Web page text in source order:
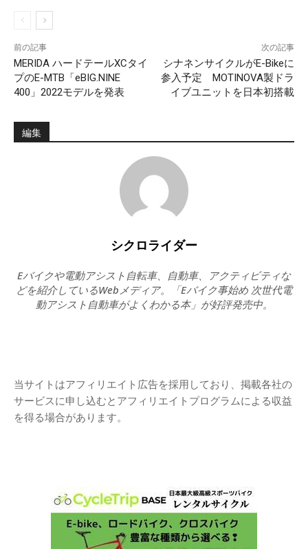
前の記事
MERIDA ハードテールXCタイ
プのE-MTB「eBIG.NINE
400」2022モデルを発表
次の記事
シナネンサイクルがE-Bikeに
参入予定 MOTINOVA製ドラ
イブユニットを日本初搭載
編集
シクロライダー
Eバイクや電動アシスト自転車、自動車、アクティビティな
どを紹介しているWebメディア。「Eバイク事始め 次世代電
動アシスト自動車がよくわかる本」が好評発売中。
当サイトはアフィリエイト広告を採用しており、掲載各社の
サービスに申し込むとアフィリエイトプログラムによる収益
を得る場合があります。